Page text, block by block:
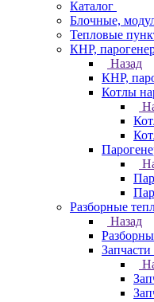
Каталог
Блочные,
Тепловые
КНР,
Назад
КНР,
Котлы
Разборные
Назад